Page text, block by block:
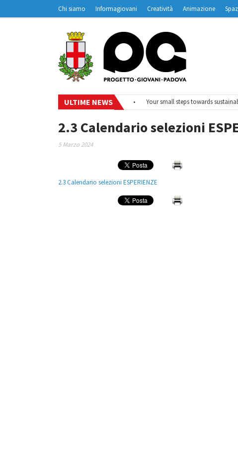
Chi siamo Informagiovani Creatività Animazione
Contatti
Padovanet
ULTIME NEWS
#EurodeskOnAir – Ciclo di webinar Your small steps towards
2.3 Calendario selezioni
5 Marzo 2024
2.3 Calendario selezioni ESPERIENZE